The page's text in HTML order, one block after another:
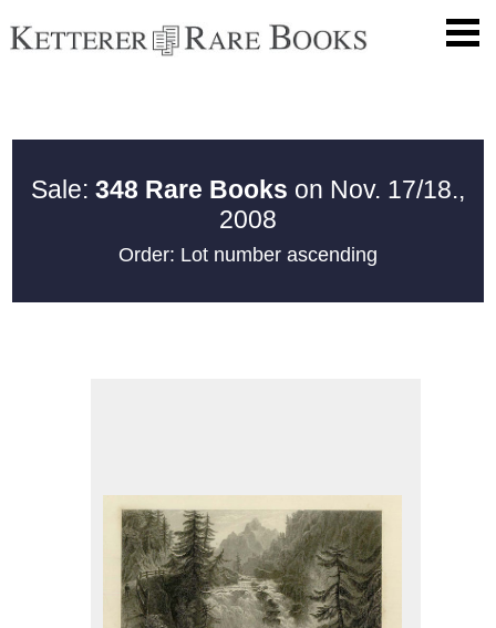
Sale: 348 Rare Books on Nov. 17/18.,
2008
Order: Lot number ascending